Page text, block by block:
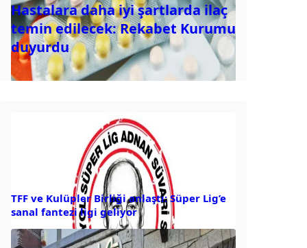
Hastalara daha iyi şartlarda ilaç
temin edilecek: Rekabet Kurumu
duyurdu
TFF ve Kulüpler Birliği anlaştı: Süper Lig’e
sanal fantezi ligi geliyor